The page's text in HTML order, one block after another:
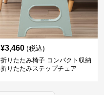
¥3,460 (税込)
折りたたみ椅子 コンパクト収納
折りたたみステップチェア